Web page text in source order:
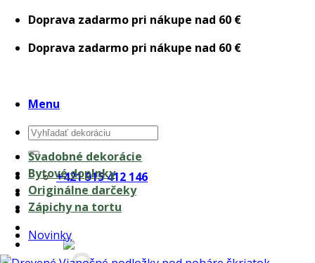
Skip
content
Doprava zadarmo pri nákupe nad 60 €
Doprava zadarmo pri nákupe nad 60 €
Menu
Hľadať:
+421 915 412 146
0,00€
Svadobné dekorácie
Bytové doplnky
Originálne darčeky
Zápichy na tortu
Novinky